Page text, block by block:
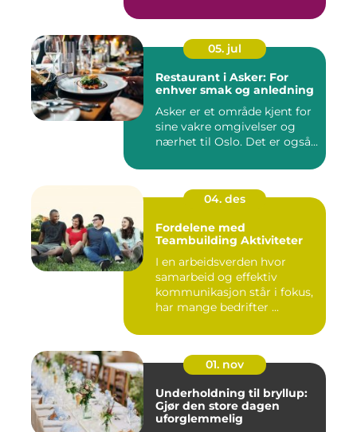
05. jul
Restaurant i Asker: For
enhver smak og anledning
Asker er et område kjent for
sine vakre omgivelser og
nærhet til Oslo. Det er også...
04. des
Fordelene med
Teambuilding Aktiviteter
I en arbeidsverden hvor
samarbeid og effektiv
kommunikasjon står i fokus,
har mange bedrifter ...
01. nov
Underholdning til bryllup:
Gjør den store dagen
uforglemmelig